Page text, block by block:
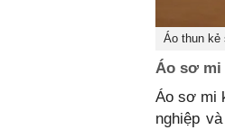
Áo thun kẻ
Áo sơ mi
Áo sơ mi
nghiệp